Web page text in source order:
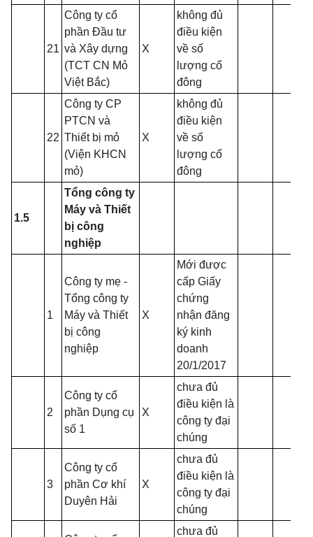
21
Công ty cổ
phần Đầu tư
và Xây dựng
(TCT CN Mỏ
Việt Bắc)
X
không đủ
điều kiện
về số
lượng cổ
đông
22
Công ty CP
PTCN và
Thiết bị mỏ
(Viện KHCN
mỏ)
X
không đủ
điều kiện
về số
lượng cổ
đông
1.5
Tổng công ty
Máy và Thiết
bị công
nghiệp
1
Công ty mẹ -
Tổng công ty
Máy và Thiết
bị công
nghiệp
X
Mới được
cấp Giấy
chứng
nhận đăng
ký kinh
doanh
20/1/2017
2
Công ty cổ
phần Dụng cụ
số 1
X
chưa đủ
điều kiện là
công ty đại
chúng
3
Công ty cổ
phần Cơ khí
Duyên Hải
X
chưa đủ
điều kiện là
công ty đại
chúng
chưa đủ